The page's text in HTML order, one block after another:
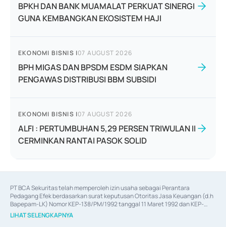
BPKH DAN BANK MUAMALAT PERKUAT SINERGI
GUNA KEMBANGKAN EKOSISTEM HAJI
EKONOMI BISNIS |07 AUGUST 2026
BPH MIGAS DAN BPSDM ESDM SIAPKAN
PENGAWAS DISTRIBUSI BBM SUBSIDI
EKONOMI BISNIS |07 AUGUST 2026
ALFI : PERTUMBUHAN 5,29 PERSEN TRIWULAN II
CERMINKAN RANTAI PASOK SOLID
PT BCA Sekuritas telah memperoleh izin usaha sebagai Perantara
Pedagang Efek berdasarkan surat keputusan Otoritas Jasa Keuangan (d.h
Bapepam-LK) Nomor KEP-138/PM/1992 tanggal 11 Maret 1992 dan KEP-
06/D.04/2014 tanggal 28 Februari 2014, izin usaha sebagai Penjamin Emisi
Efek berdasarkan surat keputusan Otoritas Jasa Keuangan Nomor KEP-
LIHAT SELENGKAPNYA